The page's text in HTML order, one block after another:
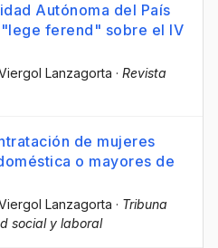
Autónoma del País
ferend" sobre el IV
Lanzagorta · Revista
de mujeres
o mayores de
Lanzagorta · Tribuna
social y laboral